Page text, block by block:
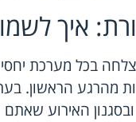
איך
בכל מערכת
מהרגע הראשון.
ובסגנון האירוע שאתם